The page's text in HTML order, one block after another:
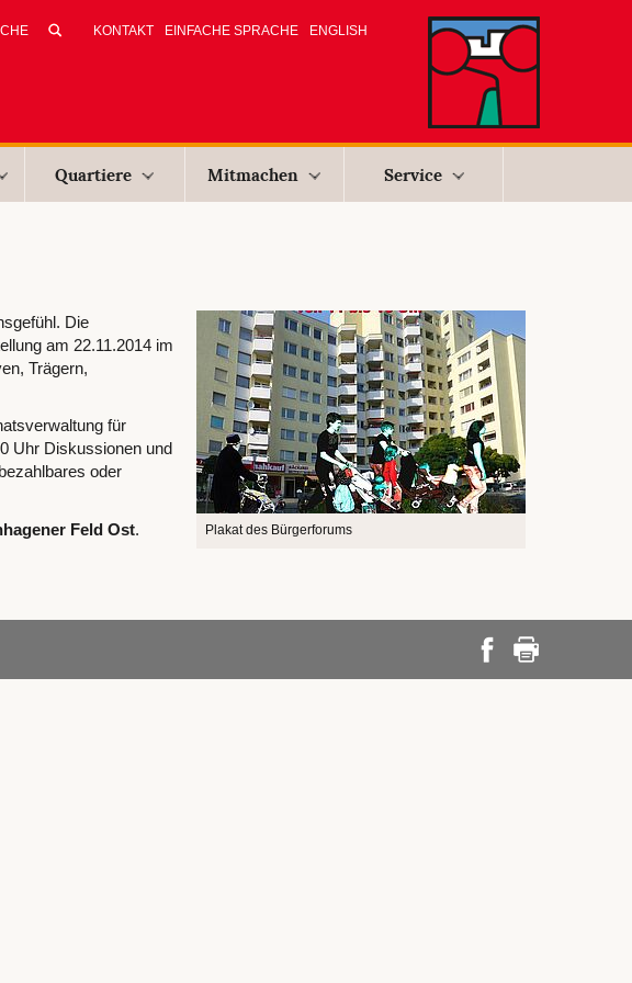
KONTAKT EINFACHE SPRACHE ENGLISH
Quartiere Mitmachen Service
Plakat des Bürgerforums
Die
am 22.11.2014 im
Trägern,
für
Uhr Diskussionen und
oder
Feld Ost.